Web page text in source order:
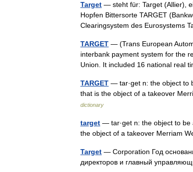
Target — steht für: Target (Allier),
Hopfen Bittersorte TARGET
Clearingsystem des Eurosystems
TARGET — (Trans European
interbank payment system for the
Union. It included 16 national real
TARGET — tar·get n: the object to
that is the object of a takeover
dictionary
target — tar·get n: the object to be
the object of a takeover Merriam
Target — Corporation Год
директоров и главный